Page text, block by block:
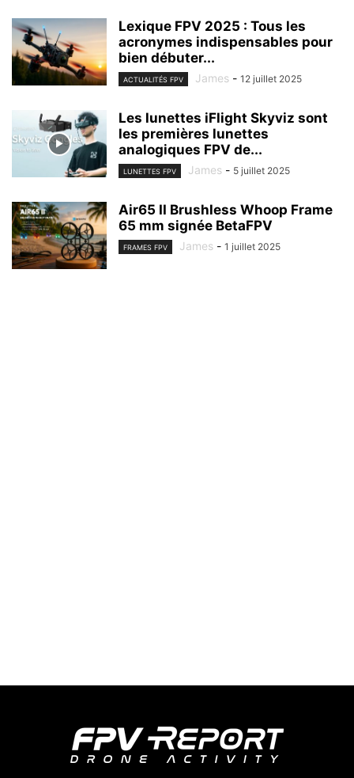
Lexique FPV 2025 : Tous les
acronymes indispensables pour
bien débuter...
ACTUALITÉS FPV James - 12 juillet 2025
Les lunettes iFlight Skyviz sont
les premières lunettes
analogiques FPV de...
LUNETTES FPV James - 5 juillet 2025
Air65 II Brushless Whoop Frame
65 mm signée BetaFPV
FRAMES FPV James - 1 juillet 2025